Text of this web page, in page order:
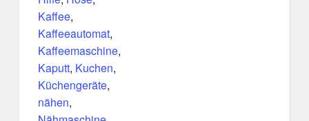
Kaffee,
Kaffeeautomat,
Kaffeemaschine,
Kaputt, Kuchen,
Küchengeräte,
nähen,